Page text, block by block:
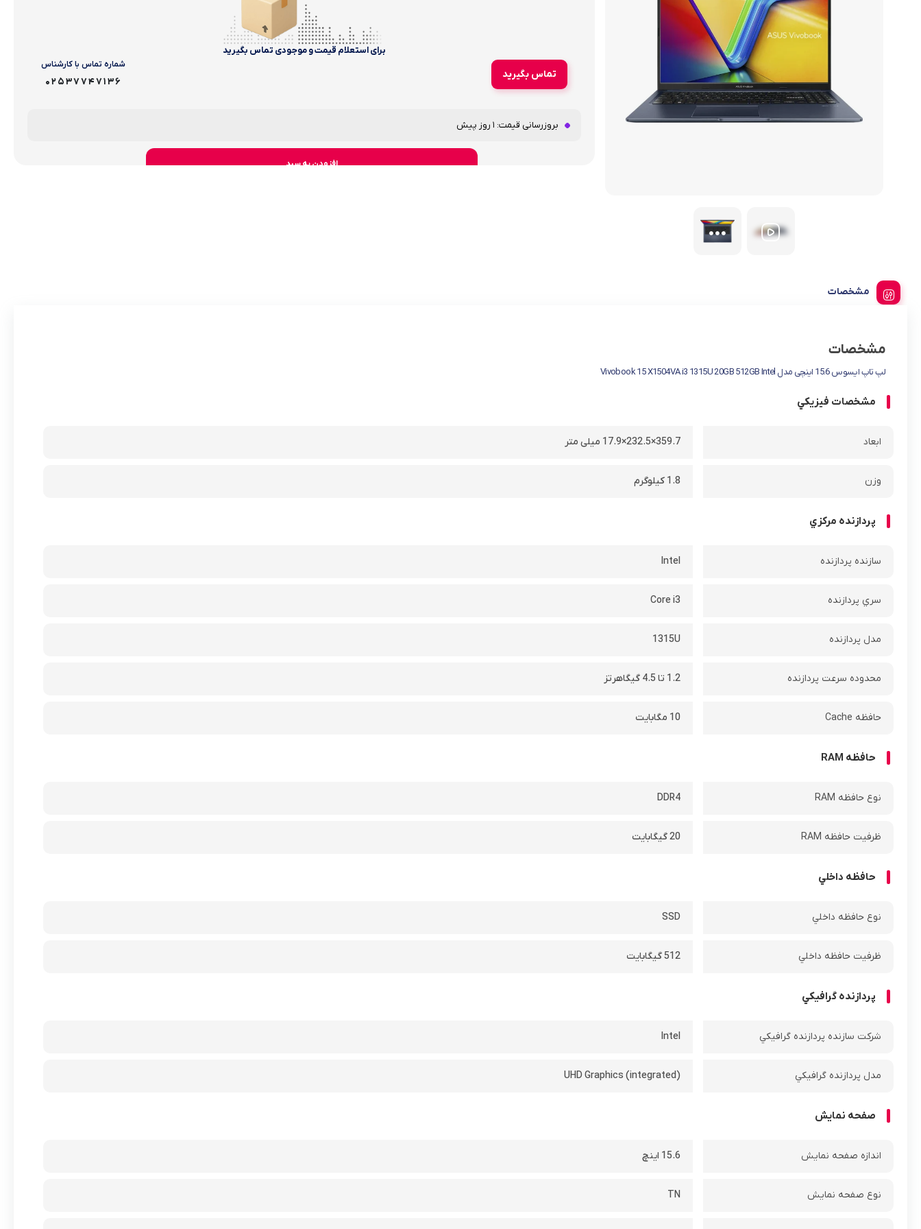
سری ideapad slim 3
لوازم جانبی لپ تاپ
کول پد
تجهیزات شبکه و ارتباطات
ماشین های اداری
لیست قیمت ساعت های اذان گو و اوقات شرعی
برای استعلام قیمت و موجودی تماس بگیرید
تماس بگیرید
شماره‌ تماس‌ با‌ کارشناس
02537747136
بروزرسانی قیمت: 1 روز پیش
افزودن به سبد
مشخصات
مشخصات
لپ تاپ ایسوس 15.6 اینچی مدل Vivobook 15 X1504VA i3 1315U 20GB 512GB Intel
مشخصات فيزيکي
ابعاد 359.7×232.5×17.9 میلی متر
وزن 1.8 کیلوگرم
پردازنده مرکزي
سازنده پردازنده Intel
سري پردازنده Core i3
مدل پردازنده 1315U
محدوده سرعت پردازنده 1.2 تا 4.5 گیگاهرتز
حافظه Cache 10 مگابایت
حافظه RAM
نوع حافظه RAM DDR4
ظرفيت حافظه RAM 20 گیگابایت
حافظه داخلي
نوع حافظه داخلي SSD
ظرفيت حافظه داخلي 512 گیگابایت
پردازنده گرافيکي
شرکت سازنده پردازنده گرافيکي Intel
مدل پردازنده گرافيکي UHD Graphics (integrated)
صفحه نمايش
اندازه صفحه نمايش 15.6 اينچ
نوع صفحه نمايش TN